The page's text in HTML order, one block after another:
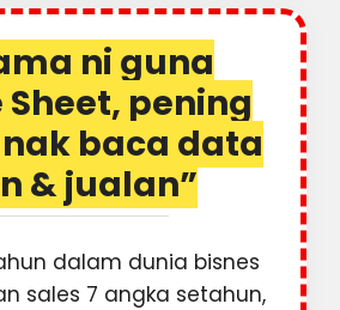
ni guna
Sheet, pening
baca data
& jualan”
dalam dunia bisnes
sales 7 angka setahun,